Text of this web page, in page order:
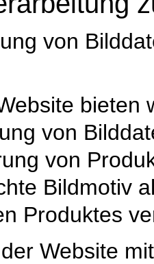
von
bieten
von
von
Bildmotiv
Produktes
Website